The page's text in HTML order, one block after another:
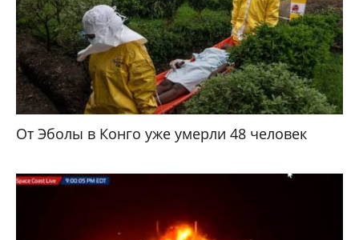
От Эболы в Конго уже умерли 48 человек